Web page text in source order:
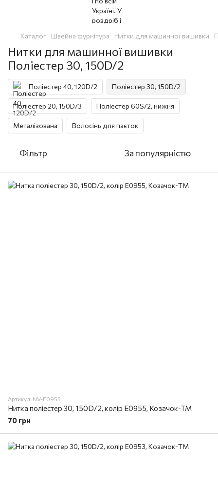
Каталог Швейна фурнітура Нитки для машинної вишивки
Нитки для машинної вишивки
Поліестер 30, 150D/2
Поліестер 40, 120D/2 Поліестер 30, 150D/2
Поліестер 20, 150D/3 Поліестер 60S/2, нижня
Металізована Волосінь для паєток
Фільтр За популярністю
Артикул: NV-E0955
Нитка поліестер 30, 150D/2, колір E0955, Козачок-ТМ
70 грн